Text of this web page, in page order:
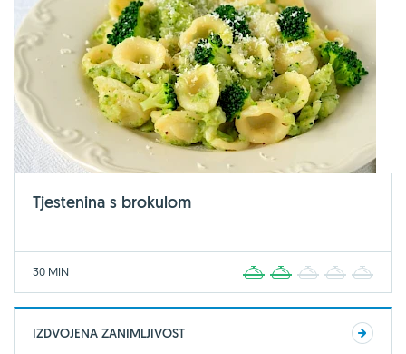
Tjestenina s brokulom
30 MIN 2 3 4
IZDVOJENA ZANIMLJIVOST